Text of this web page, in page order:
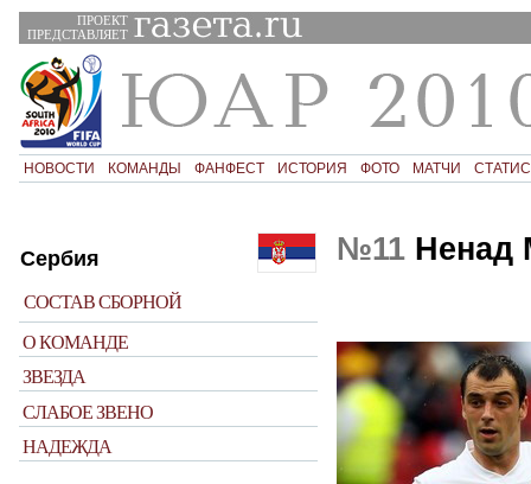
ПРОЕКТ
ПРЕДСТАВЛЯЕТ
НОВОСТИ КОМАНДЫ ФАНФЕСТ ИСТОРИЯ ФОТО МАТЧИ
Сербия
СОСТАВ СБОРНОЙ
О КОМАНДЕ
ЗВЕЗДА
СЛАБОЕ ЗВЕНО
НАДЕЖДА
№11 Ненад